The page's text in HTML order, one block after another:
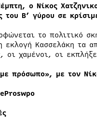
ο Νίκος
του Β’ γύρου σε
το πολιτικό
εκλογή Κασσελάκη τα
οι χαμένοι, οι
πρόσωπο», με τον